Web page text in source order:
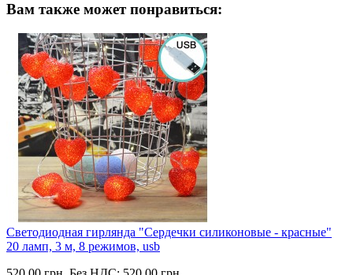
Вам также может понравиться:
Светодиодная гирлянда "Сердечки силиконовые - красные"
20 ламп, 3 м, 8 режимов, usb